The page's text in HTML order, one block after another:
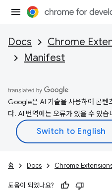
Docs Chrome
Manifest
Google은 AI 기술을 사용하여 콘텐
다. AI 번역에는 오류가 있을 수 있습
홈 Docs Chrome
도움이 되었나요?